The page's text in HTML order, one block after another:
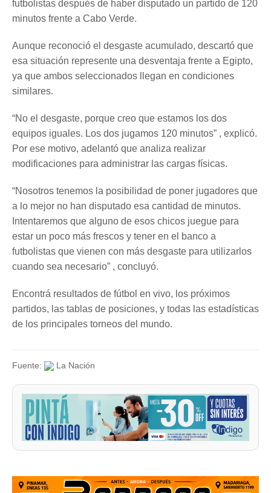
futbolistas después de haber disputado un partido de 120
minutos frente a Cabo Verde.
Aunque reconoció el desgaste acumulado, descartó que
esa situación represente una desventaja frente a Egipto,
ya que ambos seleccionados llegan en condiciones
similares.
“No el desgaste, porque creo que estamos los dos
equipos iguales. Los dos jugamos 120 minutos” , explicó.
Por ese motivo, adelantó que analiza realizar
modificaciones para administrar las cargas físicas.
“Nosotros tenemos la posibilidad de poner jugadores que
a lo mejor no han disputado esa cantidad de minutos.
Intentaremos que alguno de esos chicos juegue para
estar un poco más frescos y tener en el banco a
futbolistas que vienen con más desgaste para utilizarlos
cuando sea necesario” , concluyó.
Encontrá resultados de fútbol en vivo, los próximos
partidos, las tablas de posiciones, y todas las estadísticas
de los principales torneos del mundo.
Fuente: La Nación